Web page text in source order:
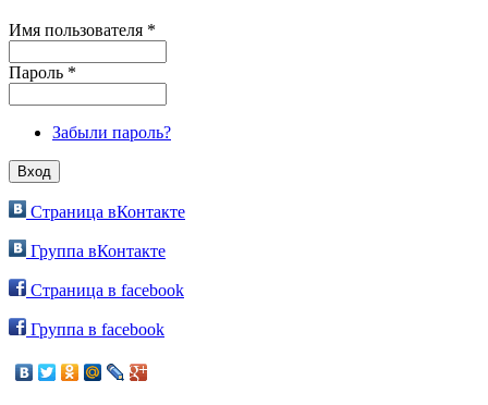
Имя пользователя *
Пароль *
Забыли пароль?
Страница вКонтакте
Группа вКонтакте
Страница в facebook
Группа в facebook